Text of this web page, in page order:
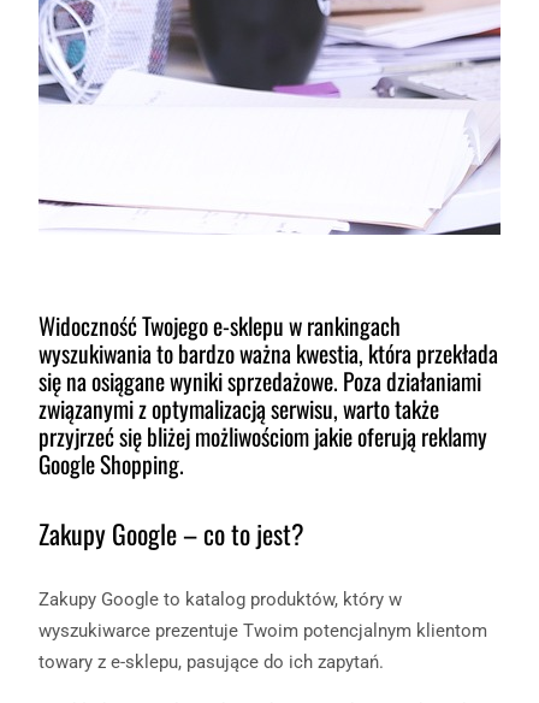
Widoczność Twojego e-sklepu w rankingach
wyszukiwania to bardzo ważna kwestia, która przekłada
się na osiągane wyniki sprzedażowe. Poza działaniami
związanymi z optymalizacją serwisu, warto także
przyjrzeć się bliżej możliwościom jakie oferują reklamy
Google Shopping.
Zakupy Google – co to jest?
Zakupy Google to katalog produktów, który w
wyszukiwarce prezentuje Twoim potencjalnym klientom
towary z e-sklepu, pasujące do ich zapytań.